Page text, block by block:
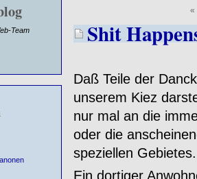
Team
«
Shit
Daß Teile der
unserem Kiez
nur mal an die
oder die
speziellen Gebietes.
Ein dortiger